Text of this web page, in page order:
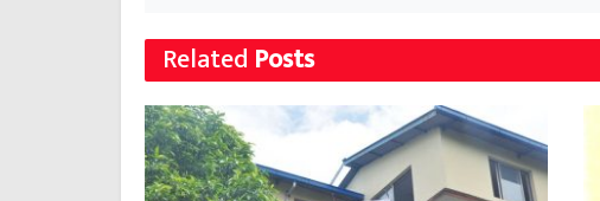
Related Posts